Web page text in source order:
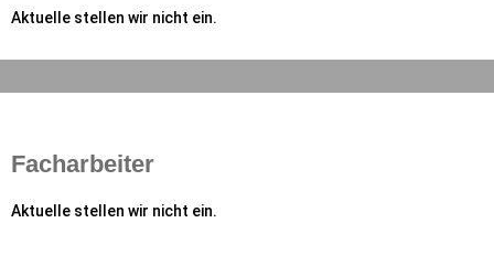
Aktuelle stellen wir nicht ein.
Facharbeiter
Aktuelle stellen wir nicht ein.